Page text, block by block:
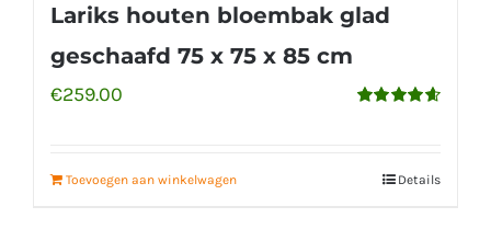
Lariks houten bloembak glad
geschaafd 75 x 75 x 85 cm
€259.00
Toevoegen aan winkelwagen Details